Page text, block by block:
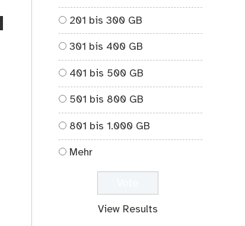
201 bis 300 GB
301 bis 400 GB
401 bis 500 GB
501 bis 800 GB
801 bis 1.000 GB
Mehr
View Results